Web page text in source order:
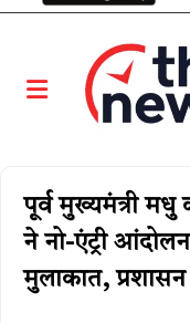
पूर्व मुख्यमंत्री मधु
ने नो-एंट्री
मुलाकात,